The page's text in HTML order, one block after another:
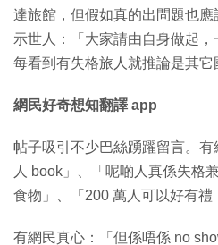
達旅館，但假如真的出問題也應
示世人：「大家請由自身做起
每看到有失格旅人就推論是其它
網民好奇想知翻譯 app
帖子吸引不少巴絲踴躍留言。
人 book」、「呢啲人真係失格
食物」、「200 萬人可以好有禮
有網民真心：「但係唔係 no